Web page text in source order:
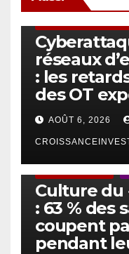
réseaux
: les
des OT
AOÛT 6, 2026
Culture du
: 63 % des
coupent
pendant